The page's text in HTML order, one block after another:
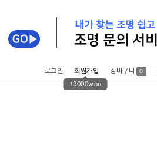
로그인 회원가입
+3000won
장바구니 0